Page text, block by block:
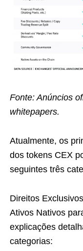
Fonte: Anúncios
whitepapers.
Atualmente, os
dos tokens CEX
seguintes três
Direitos
Ativos Nativos
explicações
categorias: